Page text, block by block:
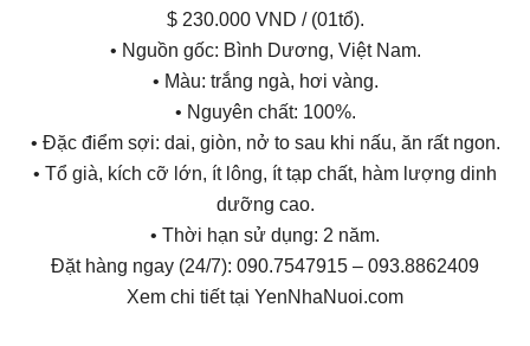
$ 230.000 VND / (01tổ).
• Nguồn gốc: Bình Dương, Việt Nam.
• Màu: trắng ngà, hơi vàng.
• Nguyên chất: 100%.
• Đặc điểm sợi: dai, giòn, nở to sau khi nấu, ăn rất ngon.
• Tổ già, kích cỡ lớn, ít lông, ít tạp chất, hàm lượng dinh
dưỡng cao.
• Thời hạn sử dụng: 2 năm.
Đặt hàng ngay (24/7): 090.7547915 – 093.8862409
Xem chi tiết tại YenNhaNuoi.com